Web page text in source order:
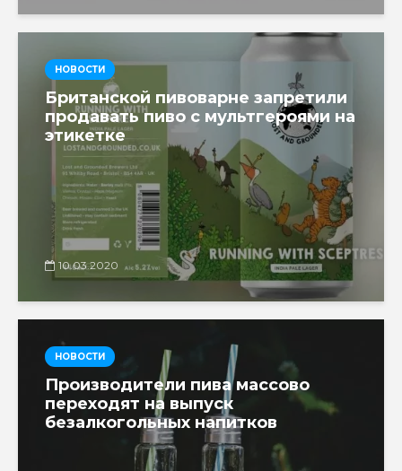
НОВОСТИ
Британской пивоварне запретили
продавать пиво с мультгероями на
этикетке
10.03.2020
НОВОСТИ
Производители пива массово
переходят на выпуск
безалкогольных напитков